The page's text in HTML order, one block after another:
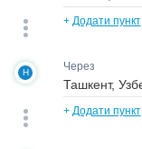
+ Додати пункт
H Через
+ Додати пункт